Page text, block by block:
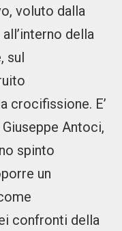
voluto dalla
della
sul
crocifissione. E’
Antoci,
spinto
un
confronti della